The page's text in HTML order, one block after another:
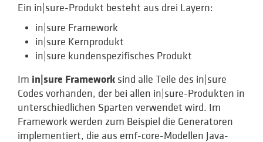
Ein in|sure-Produkt besteht aus drei Layern:
in|sure Framework
in|sure Kernprodukt
in|sure kundenspezifisches Produkt
Im in|sure Framework sind alle Teile des in|sure
Codes vorhanden, der bei allen in|sure-Produkten in
unterschiedlichen Sparten verwendet wird. Im
Framework werden zum Beispiel die Generatoren
implementiert, die aus emf-core-Modellen Java-